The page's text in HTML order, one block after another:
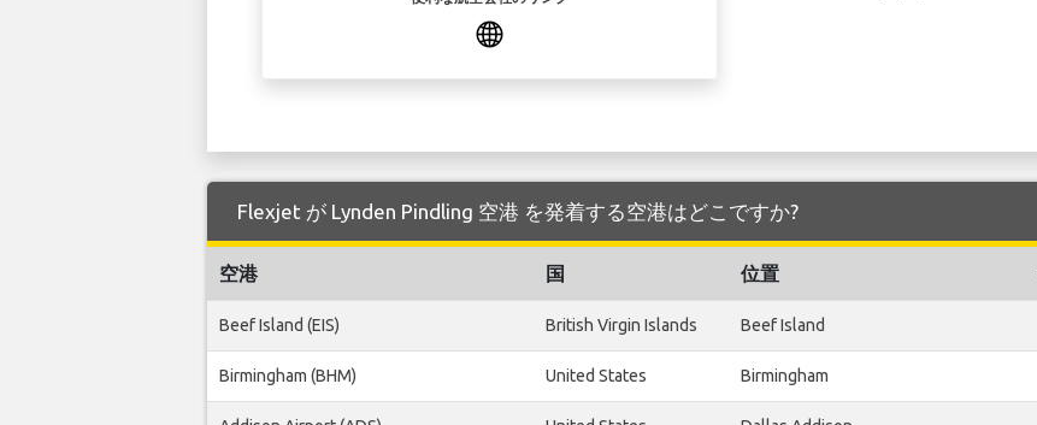
Flexjet が Lynden Pindling 空港 を発着する空港はどこですか?
空港 国 位置
Beef Island (EIS) British Virgin Islands Beef Island
Birmingham (BHM) United States Birmingham